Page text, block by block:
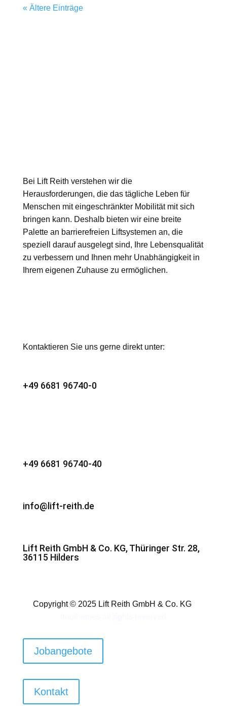
« Ältere Einträge
Bei Lift Reith verstehen wir die
Herausforderungen, die das tägliche Leben für
Menschen mit eingeschränkter Mobilität mit sich
bringen kann. Deshalb bieten wir eine breite
Palette an barrierefreien Liftsystemen an, die
speziell darauf ausgelegt sind, Ihre Lebensqualität
zu verbessern und Ihnen mehr Unabhängigkeit in
Ihrem eigenen Zuhause zu ermöglichen.
Kontaktieren Sie uns gerne direkt unter:
+49 6681 96740-0
+49 6681 96740-40
info@lift-reith.de
Lift Reith GmbH & Co. KG, Thüringer Str. 28,
36115 Hilders
Copyright © 2025 Lift Reith GmbH & Co. KG
Jobangebote
Kontakt